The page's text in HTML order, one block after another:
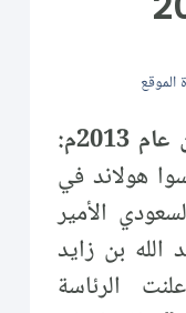
الموقع
هولاند في
الأمير
الله بن زايد
الرئاسة